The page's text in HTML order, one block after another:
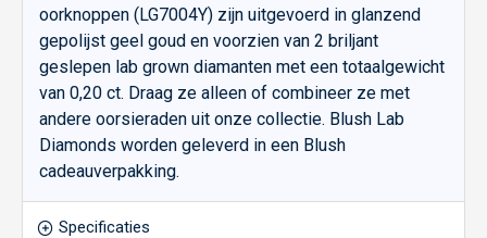
oorknoppen (LG7004Y) zijn uitgevoerd in glanzend
gepolijst geel goud en voorzien van 2 briljant
geslepen lab grown diamanten met een totaalgewicht
van 0,20 ct. Draag ze alleen of combineer ze met
andere oorsieraden uit onze collectie. Blush Lab
Diamonds worden geleverd in een Blush
cadeauverpakking.
Specificaties